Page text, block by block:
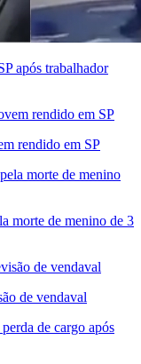
após trabalhador
rendido em SP
morte de menino de 3
de vendaval